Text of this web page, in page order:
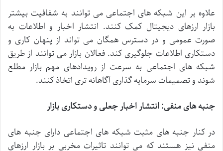
علاوه بر این شبکه های اجتماعی می توانند به شفافیت بیشتر
بازار ارزهای دیجیتال کمک کنند. انتشار اخبار و اطلاعات به
صورت عمومی و در دسترس همگان می تواند از پنهان کاری و
دستکاری اطلاعات جلوگیری کند.فعالان بازار می توانند از طریق
شبکه های اجتماعی به سرعت از رویدادهای مهم بازار مطلع
شوند وتصمیماتسرمایهگذاریآگاهانهتری اتخاذکنند.
جنبههایمنفی:انتشاراخبارجعلیودستکاریبازار
در کنار جنبه های مثبت شبکه های اجتماعی دارای جنبه های
منفی نیز هستند که می توانند تاثیرات مخربی بر بازار ارزهای